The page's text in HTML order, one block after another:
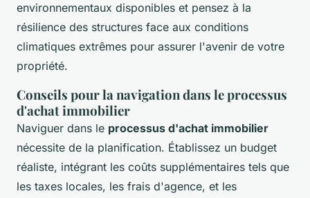
environnementaux disponibles et pensez à la
résilience des structures face aux conditions
climatiques extrêmes pour assurer l'avenir de votre
propriété.
Conseils pour la navigation dans le processus
d'achat immobilier
Naviguer dans le processus d'achat immobilier
nécessite de la planification. Établissez un budget
réaliste, intégrant les coûts supplémentaires tels que
les taxes locales, les frais d'agence, et les